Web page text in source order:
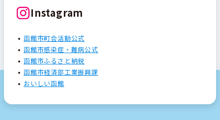
Instagram
函館市町会活動公式
函館市感染症・難病公式
函館市ふるさと納税
函館市経済部工業振興課
おいしい函館